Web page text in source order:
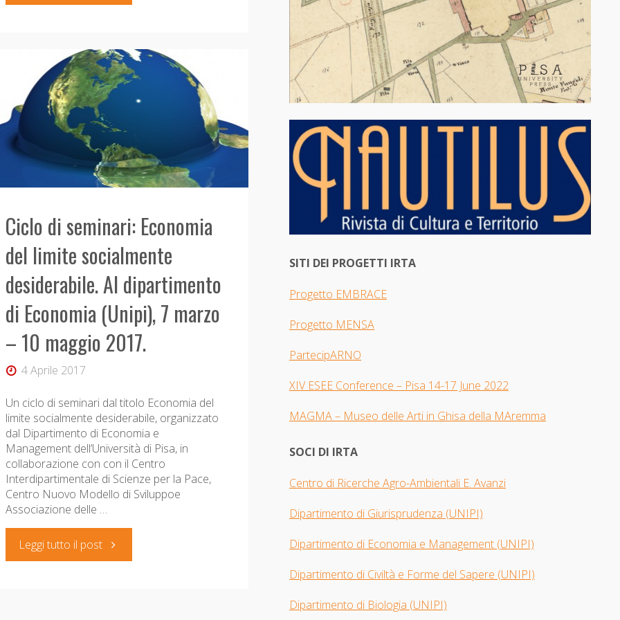
di
Chiara
Certomà:
una
recensione"
Ciclo di seminari: Economia
del limite socialmente
desiderabile. Al dipartimento
di Economia (Unipi), 7 marzo
– 10 maggio 2017.
4 Aprile 2017
Un ciclo di seminari dal titolo Economia del
limite socialmente desiderabile, organizzato
dal Dipartimento di Economia e
Management dell’Università di Pisa, in
collaborazione con con il Centro
Interdipartimentale di Scienze per la Pace,
Centro Nuovo Modello di Sviluppoe
Associazione delle …
Leggi tutto il post"Ciclo
SITI DEI PROGETTI IRTA
Progetto EMBRACE
Progetto MENSA
PartecipARNO
XIV ESEE Conference – Pisa 14-17 June 2022
MAGMA – Museo delle Arti in Ghisa della MAremma
SOCI DI IRTA
Centro di Ricerche Agro-Ambientali E. Avanzi
Dipartimento di Giurisprudenza (UNIPI​)
Dipartimento di Economia e Management (UNIPI)
Dipartimento di Civiltà e Forme del Sapere (UNIPI)
Dipartimento di Biologia (UNIPI)